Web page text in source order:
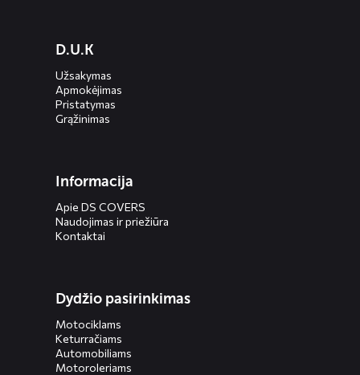
menusD.U.K
Užsakymas
Apmokėjimas
Pristatymas
Grąžinimas
Informacija
Apie DS COVERS
Naudojimas ir priežiūra
Kontaktai
Dydžio pasirinkimas
Motociklams
Keturračiams
Automobiliams
Motoroleriams